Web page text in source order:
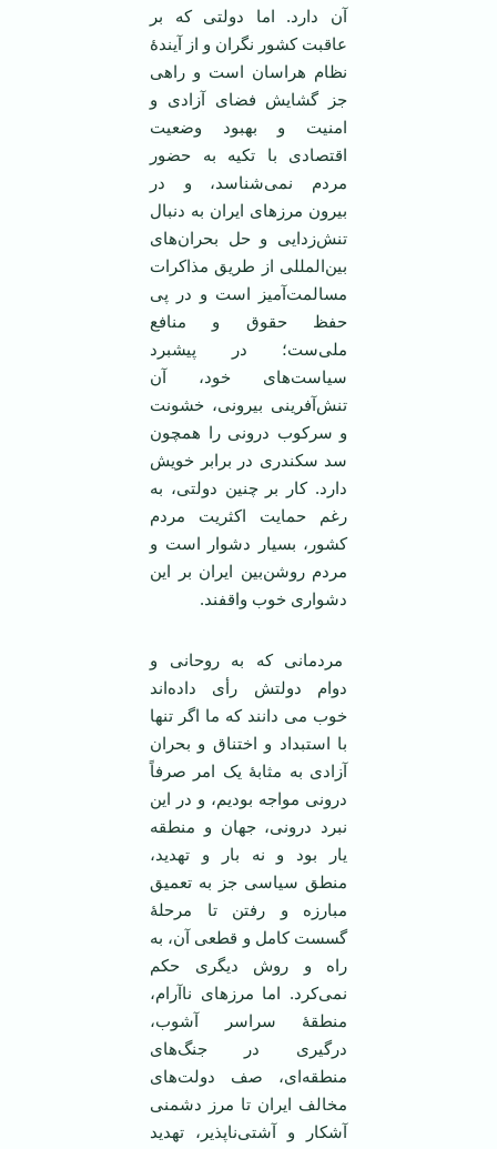
آن دارد. اما دولتی که بر
عاقبت کشور نگران و از آیندۀ
نظام هراسان است و راهی
جز گشایش فضای آزادی و
امنیت و بهبود وضعیت
اقتصادی با تکیه به حضور
مردم نمی‌شناسد، و در
بیرون مرزهای ایران به دنبال
تنش‌زدایی و حل بحران‌های
بین‌المللی از طریق مذاکرات
مسالمت‌آمیز است و در پی
حفظ حقوق و منافع
ملی‌ست؛ در پیشبرد
سیاست‌های خود، آن
تنش‌آفرینی بیرونی، خشونت
و سرکوب درونی را همچون
سد سکندری در برابر خویش
دارد. کار بر چنین دولتی، به
رغم حمایت اکثریت مردم
کشور، بسیار دشوار است و
مردم روشن‌بین ایران بر این
دشواری خوب واقفند.
مردمانی که به روحانی و
دوام دولتش رأی داده‌اند
خوب می دانند که ما اگر تنها
با استبداد و اختناق و بحران
آزادی به مثابۀ یک امر صرفاً
درونی مواجه بودیم، و در این
نبرد درونی، جهان و منطقه
یار بود و نه بار و تهدید،
منطق سیاسی جز به تعمیق
مبارزه و رفتن تا مرحلۀ
گسست کامل و قطعی آن، به
راه و روش دیگری حکم
نمی‌کرد. اما مرزهای ناآرام،
منطقۀ سراسر آشوب،
درگیری در جنگ‌های
منطقه‌ای، صف دولت‌های
مخالف ایران تا مرز دشمنی
آشکار و آشتی‌ناپذیر، تهدید